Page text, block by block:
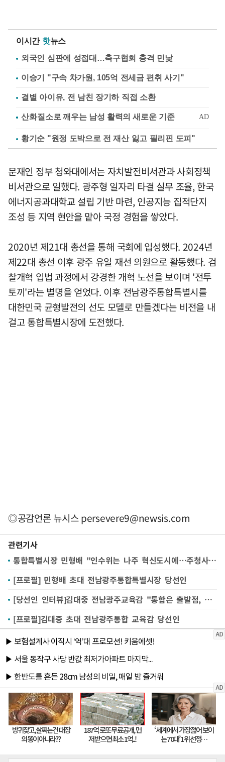
이시간 핫뉴스
외국인 심판에 성접대…축구협회 충격 민낯
이승기 "구속 차가원, 105억 전세금 편취 사기"
결별 아이유, 전 남친 장기하 직접 소환
황기순 "원정 도박으로 전 재산 잃고 필리핀 도피"
문재인 정부 청와대에서는 자치발전비서관과 사회정책
비서관으로 일했다. 광주형 일자리 타결 실무 조율, 한국
에너지공과대학교 설립 기반 마련, 인공지능 집적단지
조성 등 지역 현안을 맡아 국정 경험을 쌓았다.
2020년 제21대 총선을 통해 국회에 입성했다. 2024년
제22대 총선 이후 광주 유일 재선 의원으로 활동했다. 검
찰개혁 입법 과정에서 강경한 개혁 노선을 보이며 '전투
토끼'라는 별명을 얻었다. 이후 전남광주통합특별시를
대한민국 균형발전의 선도 모델로 만들겠다는 비전을 내
걸고 통합특별시장에 도전했다.
◎공감언론 뉴시스persevere9@newsis.com
관련기사
통합특별시장 민형배 "인수위는 나주 혁신도시에…주청사는 없다"
[프로필] 민형배 초대 전남광주통합특별시장 당선인
[당선인 인터뷰]김대중 전남광주교육감 "통합은 출발점, 교육특별시 도약"
[프로필]김대중 초대 전남광주통합 교육감 당선인